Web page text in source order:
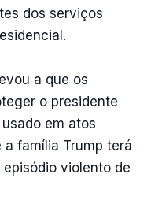
dos serviços
a que os
o presidente
em atos
família Trump terá
violento de